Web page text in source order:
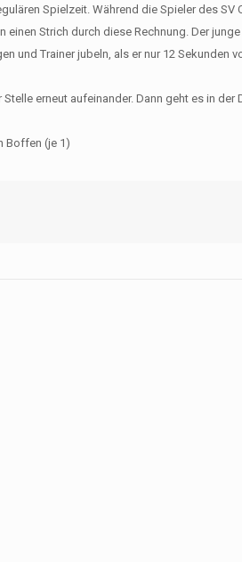
Spielzeit. Während die Spieler des
Strich durch diese Rechnung. Der
und Trainer jubeln, als er nur 12 Sekunden
erneut aufeinander. Dann geht es in der
Boffen (je 1)